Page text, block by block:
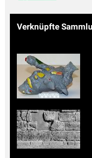
Verknüpfte